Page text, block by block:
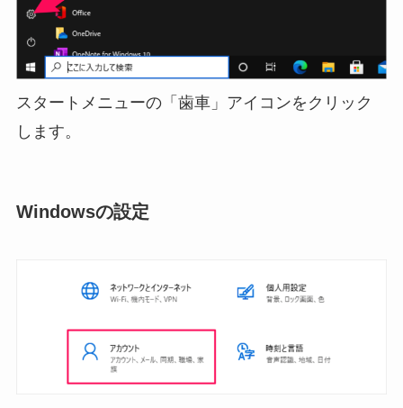
スタートメニューの「歯車」アイコンをクリック
します。
Windowsの設定